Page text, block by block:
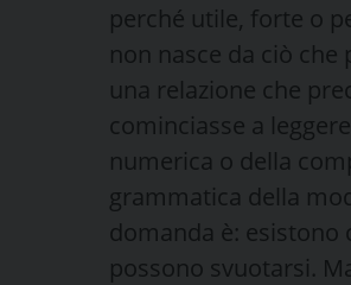
perché utile, forte o
non nasce da ciò
una relazione che
cominciasse a
numerica o della
grammatica della
domanda è: esistono
possono svuotarsi.